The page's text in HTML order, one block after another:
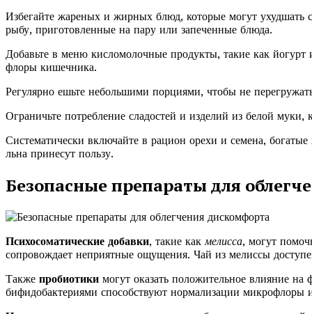
Избегайте жареных и жирных блюд, которые могут ухудшать
рыбу, приготовленные на пару или запеченные блюда.
Добавьте в меню кисломолочные продукты, такие как
флоры кишечника.
Регулярно ешьте небольшими порциями, чтобы не
Ограничьте потребление сладостей и изделий из белой
Систематически включайте в рацион орехи и семена,
льна принесут пользу.
Безопасные препараты для
Психосоматические добавки, такие какмелисса, могут
сопровождает неприятные ощущения. Чай из мелиссы
Также пробиотики могут оказать положительное влияние
бифидобактериями способствуют нормализации